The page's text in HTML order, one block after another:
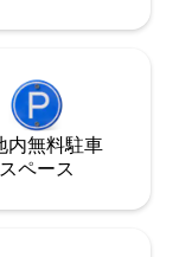
内無料駐⁠車
ス⁠ペ⁠ー⁠ス